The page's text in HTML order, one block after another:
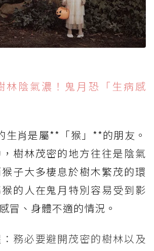
林陰氣濃！鬼月恐「生病感
生肖是屬**「猴」**的朋友。
樹林茂密的地方往往是陰氣
子大多棲息於樹木繁茂的環
的人在鬼月特別容易受到影
冒、身體不適的情況。
務必要避開茂密的樹林以及